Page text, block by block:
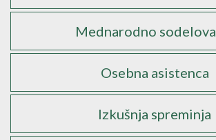
Mednarodno
Osebna asistenca
Izkušnja spreminja